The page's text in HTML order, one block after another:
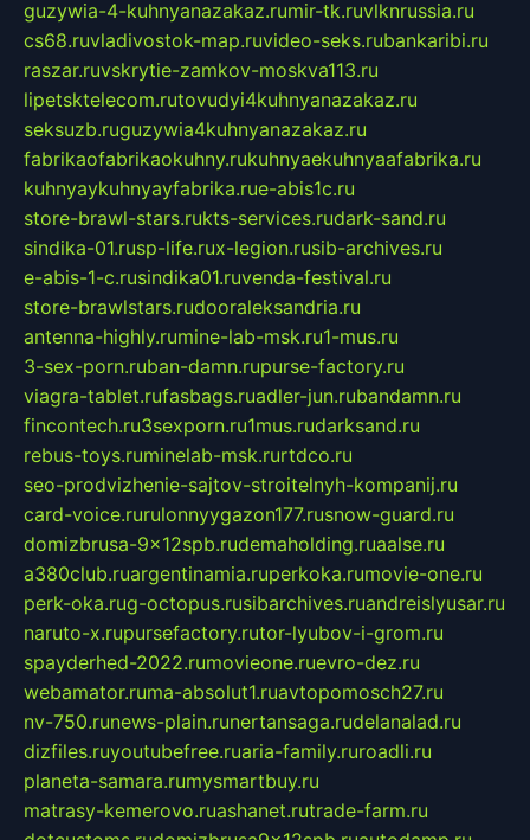
guzywia-4-kuhnyanazakaz.rumir-tk.ruvlknrussia.ru
cs68.ruvladivostok-map.ruvideo-seks.rubankaribi.ru
raszar.ruvskrytie-zamkov-moskva113.ru
lipetsktelecom.rutovudyi4kuhnyanazakaz.ru
seksuzb.ruguzywia4kuhnyanazakaz.ru
fabrikaofabrikaokuhny.rukuhnyaekuhnyaafabrika.ru
kuhnyaykuhnyayfabrika.rue-abis1c.ru
store-brawl-stars.rukts-services.rudark-sand.ru
sindika-01.rusp-life.rux-legion.rusib-archives.ru
e-abis-1-c.rusindika01.ruvenda-festival.ru
store-brawlstars.rudooraleksandria.ru
antenna-highly.rumine-lab-msk.ru1-mus.ru
3-sex-porn.ruban-damn.rupurse-factory.ru
viagra-tablet.rufasbags.ruadler-jun.rubandamn.ru
fincontech.ru3sexporn.ru1mus.rudarksand.ru
rebus-toys.ruminelab-msk.rurtdco.ru
seo-prodvizhenie-sajtov-stroitelnyh-kompanij.ru
card-voice.rurulonnyygazon177.rusnow-guard.ru
domizbrusa-9x12spb.rudemaholding.ruaalse.ru
a380club.ruargentinamia.ruperkoka.rumovie-one.ru
perk-oka.rug-octopus.rusibarchives.ruandreislyusar.ru
naruto-x.rupursefactory.rutor-lyubov-i-grom.ru
spayderhed-2022.rumovieone.ruevro-dez.ru
webamator.ruma-absolut1.ruavtopomosch27.ru
nv-750.runews-plain.runertansaga.rudelanalad.ru
dizfiles.ruyoutubefree.ruaria-family.ruroadli.ru
planeta-samara.rumysmartbuy.ru
matrasy-kemerovo.ruashanet.rutrade-farm.ru